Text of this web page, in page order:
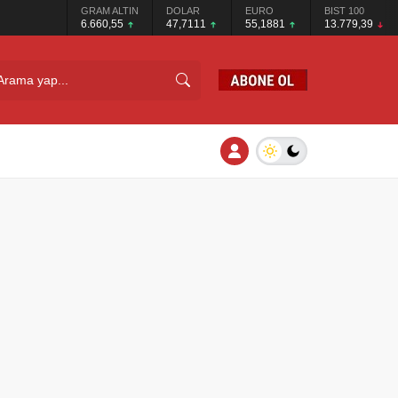
GRAM ALTIN
6.660,55
DOLAR
47,7111
EURO
55,1881
BIST 100
13.779,39